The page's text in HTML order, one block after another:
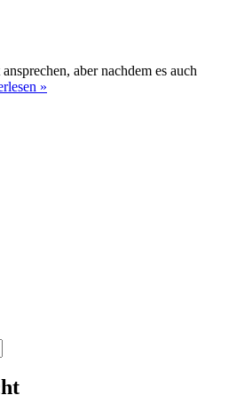
aber nachdem es auch
»